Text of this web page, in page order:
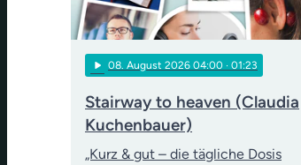
play_arrow 08 . August 2026 04:00 · 01:23
Stairway to heaven (Claudia
Kuchenbauer)
„Kurz & gut – die tägliche Dosis